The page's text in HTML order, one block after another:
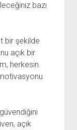
bazı
bir şekilde
açık bir
herkesin
açık